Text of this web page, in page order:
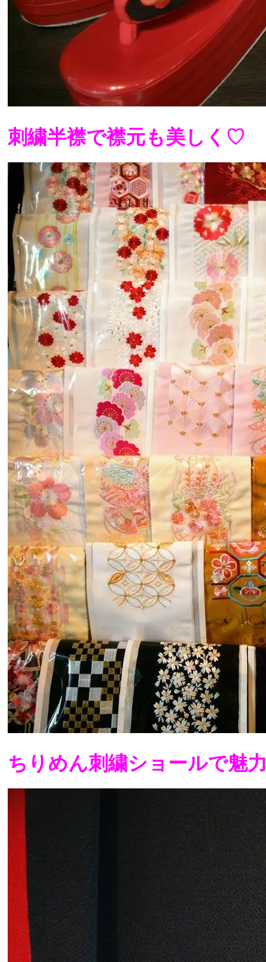
刺繍半襟で襟元も美しく♡
ちりめん刺繍ショールで魅